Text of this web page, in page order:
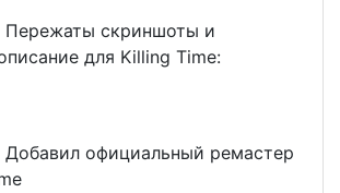
Пережаты скриншоты и
для Killing Time:
Добавил официальный ремастер